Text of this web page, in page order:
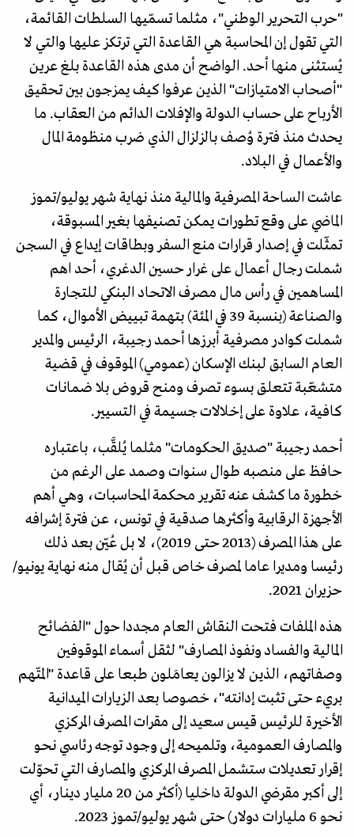
"حرب التحرير الوطني"، مثلما تسمّيها السلطات القائمة،
التي تقول إن المحاسبة هي القاعدة التي ترتكز عليها والتي لا
يُستثنى منها أحد. الواضح أن مدى هذه القاعدة بلغ عرين
"أصحاب الامتيازات" الذين عرفوا كيف يمزجون بين تحقيق
الأرباح على حساب الدولة والإفلات الدائم من العقاب. ما
يحدث منذ فترة وُصف بالزلزال الذي ضرب منظومة المال
والأعمال في البلاد.
عاشت الساحة المصرفية والمالية منذ نهاية شهر يوليو/تموز
الماضي على وقع تطورات يمكن تصنيفها بغير المسبوقة،
تمثّلت في إصدار قرارات منع السفر وبطاقات إيداع في السجن
شملت رجال أعمال على غرار حسين الدغري، أحد اهم
المساهمين في رأس مال مصرف الاتحاد البنكي للتجارة
والصناعة (بنسبة 39 في المئة) بتهمة تبييض الأموال، كما
شملت كوادر مصرفية أبرزها أحمد رجيبة، الرئيس والمدير
العام السابق لبنك الإسكان (عمومي) الموقوف في قضية
متشعّبة تتعلق بسوء تصرف ومنح قروض بلا ضمانات
كافية، علاوة على إخلالات جسيمة في التسيير.
أحمد رجيبة "صديق الحكومات" مثلما يُلقَّب، باعتباره
حافظ على منصبه طوال سنوات وصمد على الرغم من
خطورة ما كشف عنه تقرير محكمة المحاسبات، وهي أهم
الأجهزة الرقابية وأكثرها صدقية في تونس، عن فترة إشرافه
على هذا المصرف (2013 حتى 2019)، لا بل عُيّن بعد ذلك
رئيسا ومديرا عاما لمصرف خاص قبل أن يُقال منه نهاية يونيو/
حزيران 2021.
هذه الملفات فتحت النقاش العام مجددا حول "الفضائح
المالية والفساد ونفوذ المصارف" لثقل أسماء الموقوفين
وصفاتهم، الذين لا يزالون يعامَلون طبعا على قاعدة "المتّهم
بريء حتى تثبت إدانته"، خصوصا بعد الزيارات الميدانية
الأخيرة للرئيس قيس سعيد إلى مقرات المصرف المركزي
والمصارف العمومية، وتلميحه إلى وجود توجه رئاسي نحو
إقرار تعديلات ستشمل المصرف المركزي والمصارف التي تحوّلت
إلى أكبر مقرضي الدولة داخليا (أكثر من 20 مليار دينار، أي
نحو 6 مليارات دولار) حتى شهر يوليو/تموز 2023.